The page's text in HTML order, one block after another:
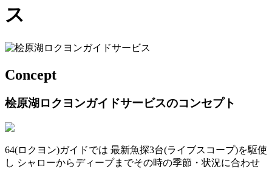
ス
Concept
桧原湖ロクヨンガイドサービスのコンセプト
64(ロクヨン)ガイドでは 最新魚探3台(ライブスコープ)を駆使
し シャローからディープまでその時の季節・状況に合わせ